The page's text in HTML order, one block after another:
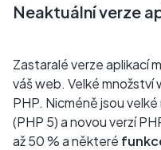
Neaktuální verze
Zastaralé verze aplikací
váš web. Velké množství
PHP. Nicméně jsou
(PHP 5) a novou verzí
až 50 % a některé